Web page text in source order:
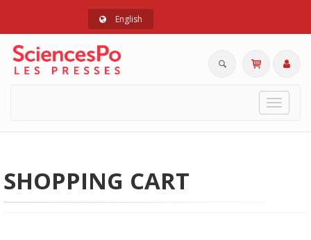
English
Toggle
SHOPPING CART